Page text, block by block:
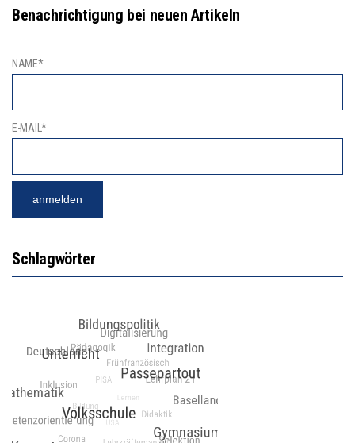
Benachrichtigung bei neuen Artikeln
NAME*
E-MAIL*
Schlagwörter